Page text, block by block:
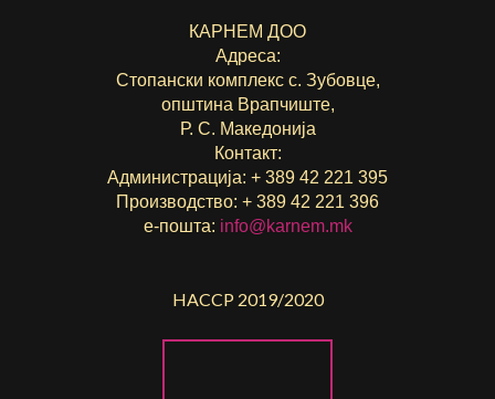
КАРНЕМ ДОО
Адреса:
Стопански комплекс с. Зубовце,
општина Врапчиште,
Р. С. Македонија
Контакт:
Администрација: + 389 42 221 395
Производство: + 389 42 221 396
е-пошта: info@karnem.mk
HACCP 2019/2020